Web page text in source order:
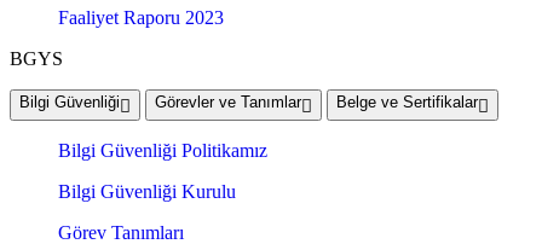
Faaliyet Raporu 2023
BGYS
Bilgi Güvenliği Görevler ve Tanımlar Belge ve Sertifikalar
Bilgi Güvenliği Politikamız
Bilgi Güvenliği Kurulu
Görev Tanımları